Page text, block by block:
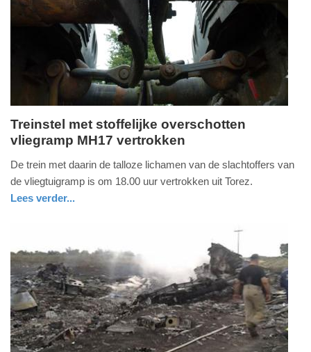
maandag,
Update:
09-
04-
2025
09:10
Treinstel met stoffelijke overschotten
vliegramp MH17 vertrokken
De trein met daarin de talloze lichamen van de slachtoffers van
de vliegtuigramp is om 18.00 uur vertrokken uit Torez.
Lees verder...